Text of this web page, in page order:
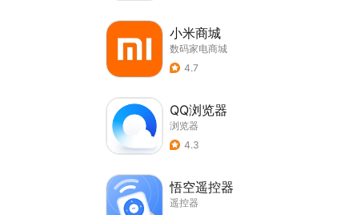
小米商城
数码家电商城
4.7
QQ浏览器
浏览器
4.3
悟空遥控器
遥控器